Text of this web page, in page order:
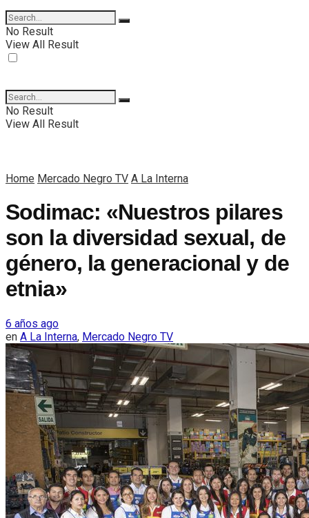
No Result
View All Result
No Result
View All Result
Home Mercado Negro TV A La Interna
Sodimac: «Nuestros pilares
son la diversidad sexual, de
género, la generacional y de
etnia»
6 años ago
en A La Interna, Mercado Negro TV